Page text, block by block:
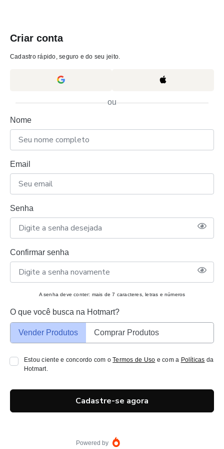
Criar conta
Cadastro rápido, seguro e do seu jeito.
ou
Nome
Email
Senha
Confirmar senha
A senha deve conter: mais de 7 caracteres, letras e números
O que você busca na Hotmart?
Vender Produtos Comprar Produtos
Estou ciente e concordo com oTermos de Uso e com a Políticas da
Hotmart.
Cadastre-se agora
Powered by